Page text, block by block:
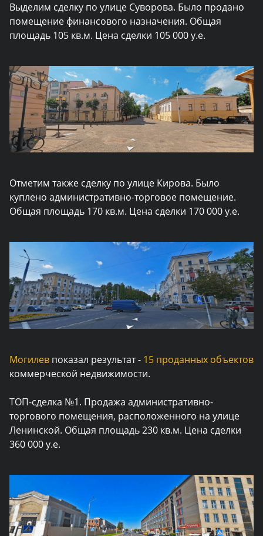
Выделим сделку по улице Суворова. Было продано
помещение финансового назначения. Общая
площадь 105 кв.м. Цена сделки 105 000 у.е.
Отметим также сделку по улице Кирова. Было
куплено административно-торговое помещение.
Общая площадь 170 кв.м. Цена сделки 170 000 у.е.
Могилев показал результат - 15 проданных объектов
коммерческой недвижимости.
ТОП-сделка №1. Продажа административно-
торгового помещения, расположенного на улице
Ленинской. Общая площадь 230 кв.м. Цена сделки
360 000 у.е.